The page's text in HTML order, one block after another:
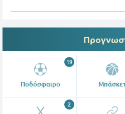
Ποδόσφαιρο
19
2